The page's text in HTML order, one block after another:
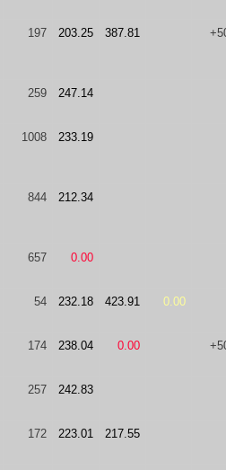
197 203.25 387.81
259 247.14
1008 233.19
844 212.34
657 0.00
54 232.18 423.91 0.00
174 238.04 0.00
257 242.83
172 223.01 217.55